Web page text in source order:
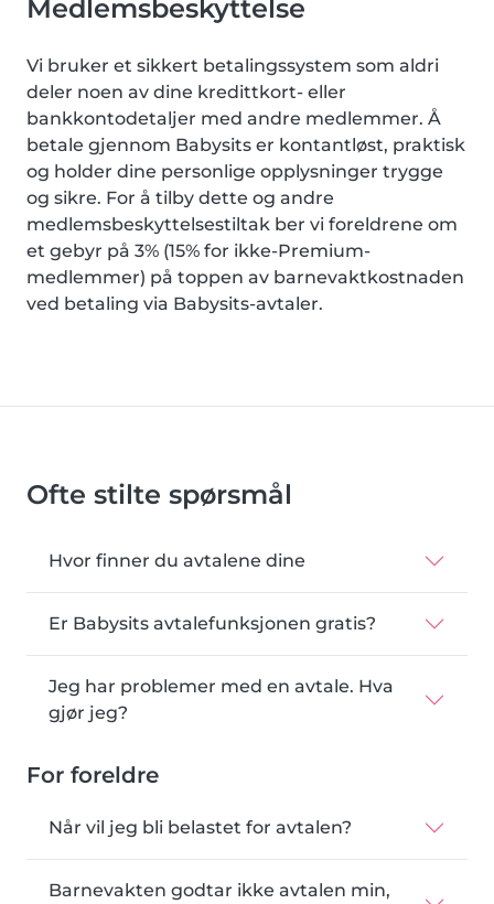
Medlemsbeskyttelse
Vi bruker et sikkert betalingssystem som aldri
deler noen av dine kredittkort- eller
bankkontodetaljer med andre medlemmer. Å
betale gjennom Babysits er kontantløst, praktisk
og holder dine personlige opplysninger trygge
og sikre. For å tilby dette og andre
medlemsbeskyttelsestiltak ber vi foreldrene om
et gebyr på 3% (15% for ikke-Premium-
medlemmer) på toppen av barnevaktkostnaden
ved betaling via Babysits-avtaler.
Ofte stilte spørsmål
Hvor finner du avtalene dine
Er Babysits avtalefunksjonen gratis?
Jeg har problemer med en avtale. Hva
gjør jeg?
For foreldre
Når vil jeg bli belastet for avtalen?
Barnevakten godtar ikke avtalen min,